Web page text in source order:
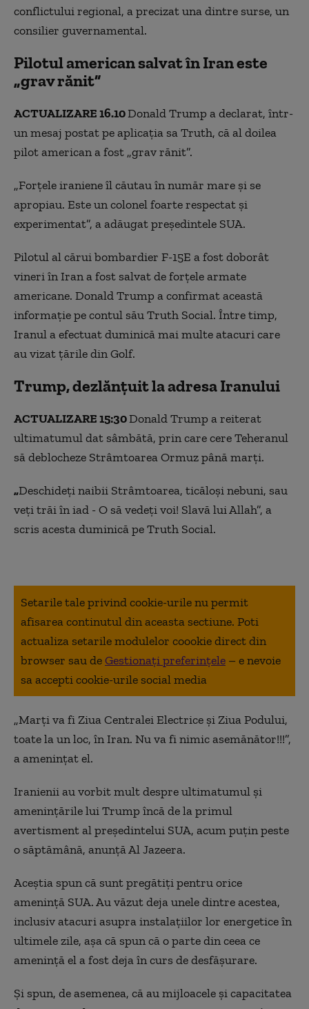
conflictului regional, a precizat una dintre surse, un
consilier guvernamental.
Pilotul american salvat în Iran este
„grav rănit”
ACTUALIZARE 16.10Donald Trump a declarat, într-
un mesaj postat pe aplicaţia sa Truth, că al doilea
pilot american a fost „grav rănit”.
„Forţele iraniene îl căutau în număr mare şi se
apropiau. Este un colonel foarte respectat şi
experimentat”, a adăugat preşedintele SUA.
Pilotul al cărui bombardier F-15E a fost doborât
vineri în Iran a fost salvat de forţele armate
americane. Donald Trump a confirmat această
informaţie pe contul său Truth Social. Între timp,
Iranul a efectuat duminică mai multe atacuri care
au vizat ţările din Golf.
Trump, dezlănțuit la adresa Iranului
ACTUALIZARE 15:30Donald Trump a reiterat
ultimatumul dat sâmbătă, prin care cere Teheranul
să deblocheze Strâmtoarea Ormuz până marți.
„Deschideţi naibii Strâmtoarea, ticăloşi nebuni, sau
veţi trăi în iad - O să vedeți voi! Slavă lui Allah”, a
scris acesta duminică pe Truth Social.
Setarile tale privind cookie-urile nu permit
afisarea continutul din aceasta sectiune. Poti
actualiza setarile modulelor coookie direct din
browser sau deGestionați preferințele – e nevoie
sa accepti cookie-urile social media
„Marţi va fi Ziua Centralei Electrice şi Ziua Podului,
toate la un loc, în Iran. Nu va fi nimic asemănător!!!”,
a ameninţat el.
Iranienii au vorbit mult despre ultimatumul şi
ameninţările lui Trump încă de la primul
avertisment al preşedintelui SUA, acum puţin peste
o săptămână, anunţă Al Jazeera.
Aceştia spun că sunt pregătiţi pentru orice
ameninţă SUA. Au văzut deja unele dintre acestea,
inclusiv atacuri asupra instalaţiilor lor energetice în
ultimele zile, aşa că spun că o parte din ceea ce
ameninţă el a fost deja în curs de desfăşurare.
Şi spun, de asemenea, că au mijloacele şi capacitatea